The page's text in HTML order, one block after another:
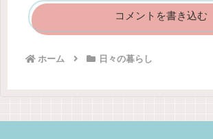
コメントを書き込む
ホーム 日々の暮らし